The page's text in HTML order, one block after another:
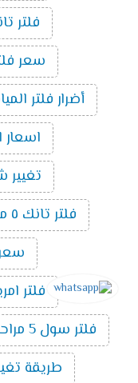
فلتر تانك 5
سعر فلتر
أضرار فلتر المياه 5
اسعار
تغيير
فلتر تانك ٥ مراحل سعر
سعر
فلتر
فلتر سول 5 مراحل
طريقة تغيير